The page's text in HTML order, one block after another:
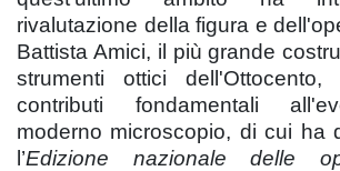
rivalutazione della figura e
Battista Amici, il più grande
strumenti ottici
contributi fondamentali
moderno microscopio, di cui ha
l’Edizione nazionale delle